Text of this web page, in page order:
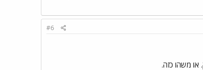
#6
או משהו כזה.